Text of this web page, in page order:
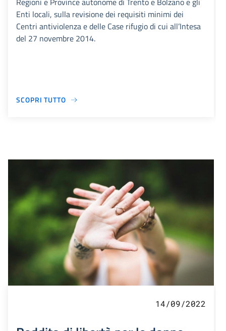
Enti locali, sulla revisione dei requisiti minimi dei
Centri antiviolenza e delle Case rifugio di cui all’Intesa
del 27 novembre 2014.
SCOPRI TUTTO
14/09/2022